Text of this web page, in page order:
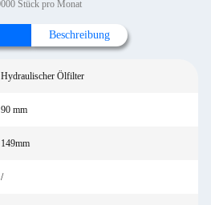
Stück pro Monat
Beschreibung
Hydraulischer Ölfilter
90 mm
149mm
/